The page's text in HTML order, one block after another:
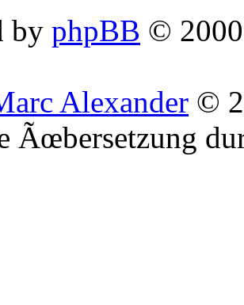
by phpBB ©
Alexander ©
Ãœbersetzung